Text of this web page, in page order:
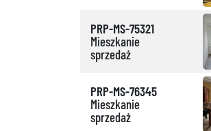
PRP-MS-75321
Mieszkanie
sprzedaż
PRP-MS-76345
Mieszkanie
sprzedaż